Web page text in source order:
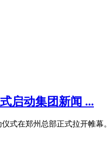
启动集团新闻 ...
式在郑州总部正式拉开帷